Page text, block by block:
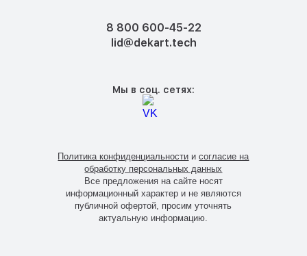
8 800 600-45-22
lid@dekart.tech
Мы в соц. сетях:
Все предложения на сайте носят
информационный характер и не являются
публичной офертой, просим уточнять
актуальную информацию.
Политика конфиденциальности исогласие на
обработку персональных данных